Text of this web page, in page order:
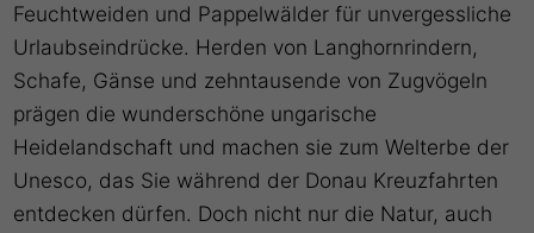
Feuchtweiden und Pappelwälder für unvergessliche
Urlaubseindrücke. Herden von Langhornrindern,
Schafe, Gänse und zehntausende von Zugvögeln
prägen die wunderschöne ungarische
Heidelandschaft und machen sie zum Welterbe der
Unesco, das Sie während der Donau Kreuzfahrten
entdecken dürfen. Doch nicht nur die Natur, auch